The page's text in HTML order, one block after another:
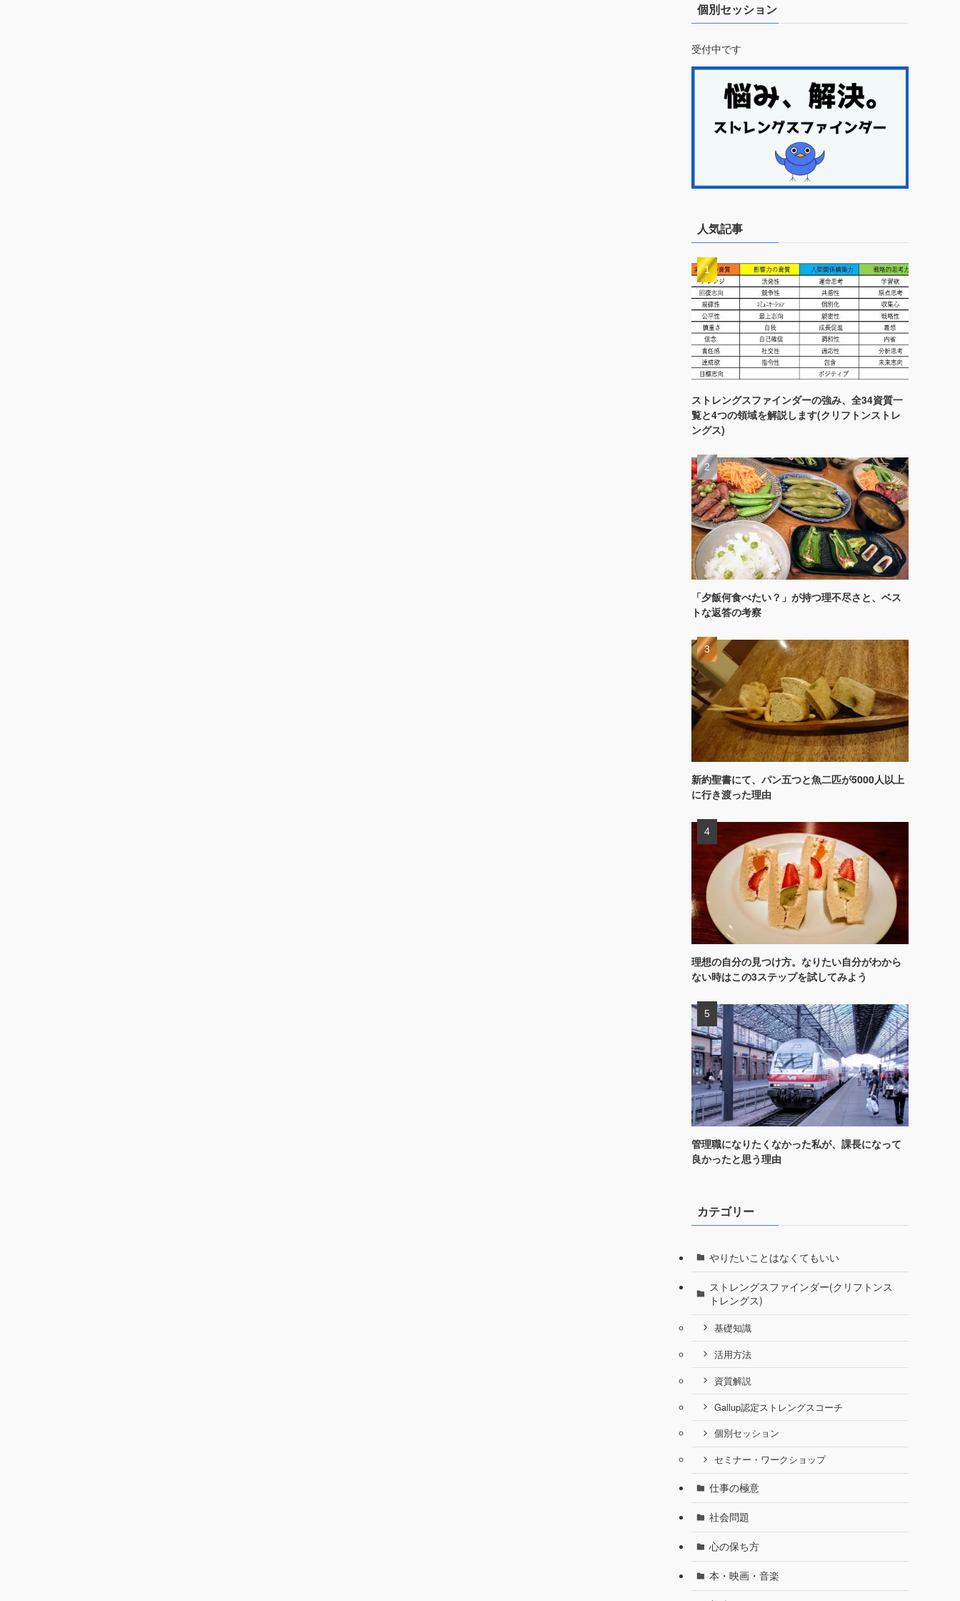
個別セッション
受付中です
人気記事
ストレングスファインダーの強み、全34資質一
覧と4つの領域を解説します(クリフトンストレ
ングス)
「夕飯何食べたい？」が持つ理不尽さと、ベス
トな返答の考察
新約聖書にて、パン五つと魚二匹が5000人以上
に行き渡った理由
理想の自分の見つけ方。なりたい自分がわから
ない時はこの3ステップを試してみよう
管理職になりたくなかった私が、課長になって
良かったと思う理由
カテゴリー
やりたいことはなくてもいい
ストレングスファインダー(クリフトンス
トレングス)
基礎知識
活用方法
資質解説
Gallup認定ストレングスコーチ
個別セッション
セミナー・ワークショップ
仕事の極意
社会問題
心の保ち方
本・映画・音楽